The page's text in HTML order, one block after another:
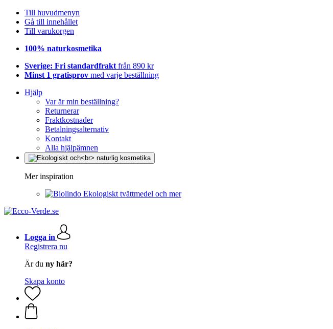
Till huvudmenyn
Gå till innehållet
Till varukorgen
100% naturkosmetika
Sverige: Fri standardfrakt från 890 kr
Minst 1 gratisprov med varje beställning
Hjälp
Var är min beställning?
Returnerar
Fraktkostnader
Betalningsalternativ
Kontakt
Alla hjälpämnen
Mer inspiration
Ekologiskt tvättmedel och mer
Logga in
Registrera nu
Är du ny här?
Skapa konto